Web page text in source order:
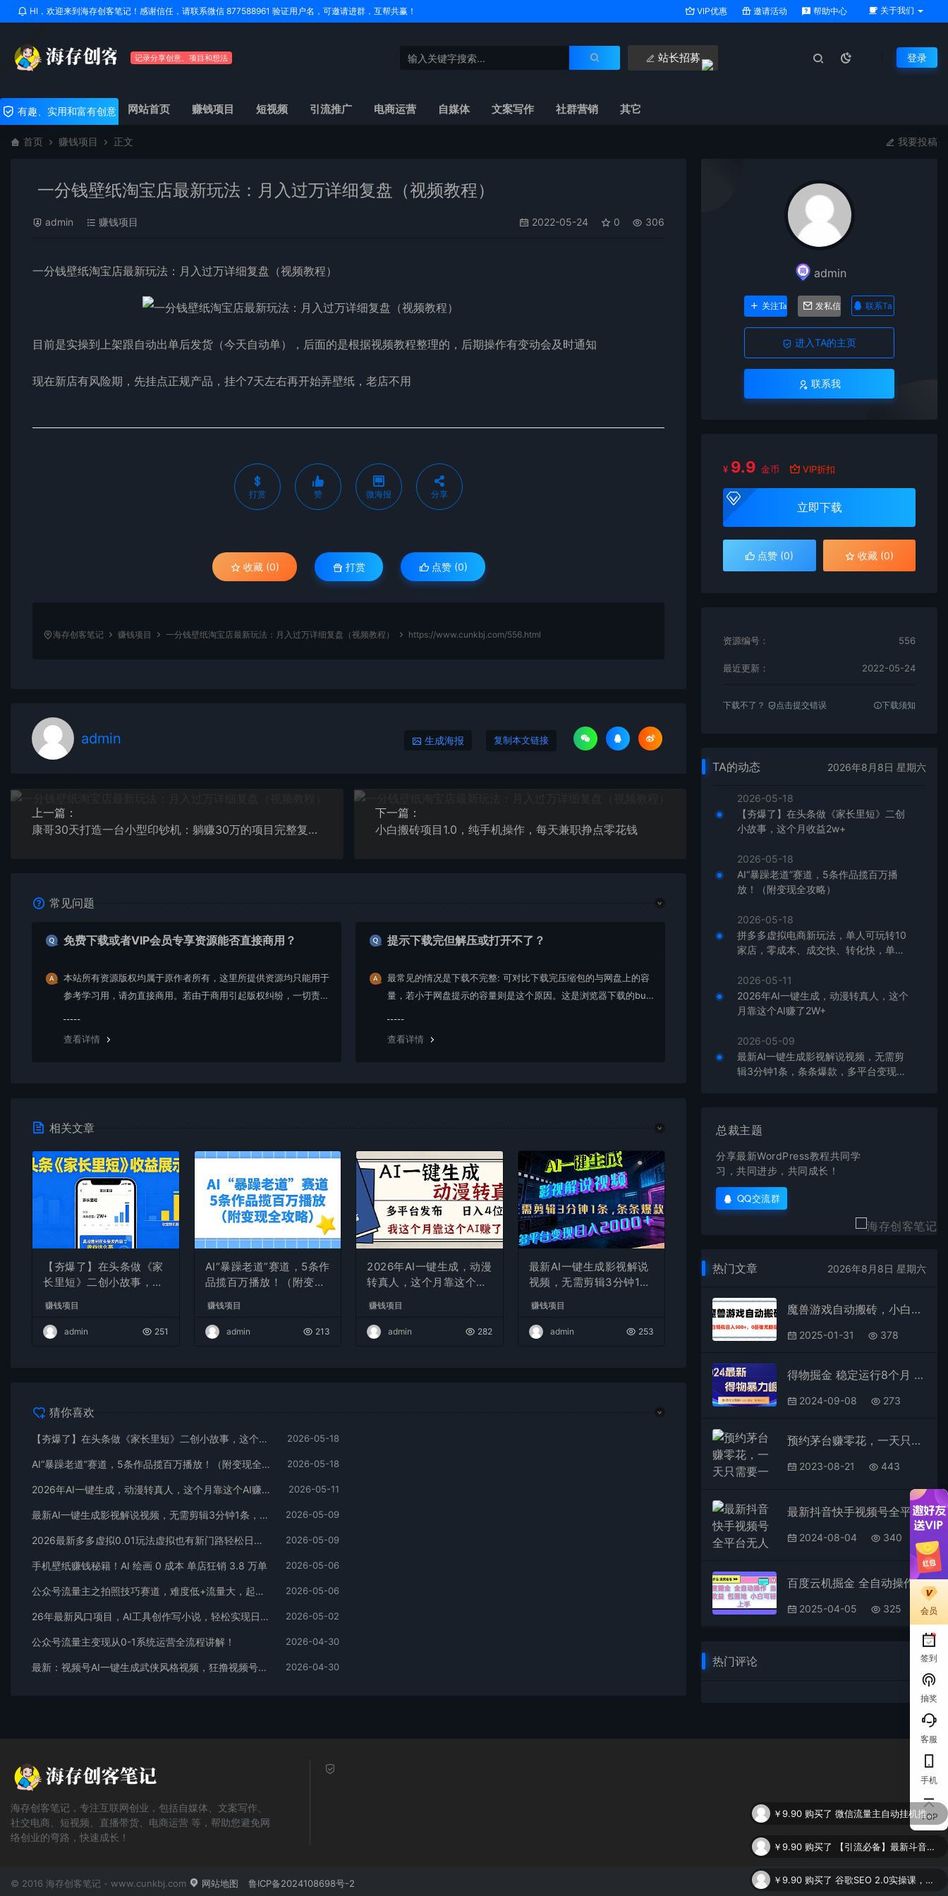
HI，欢迎来到海存创客笔记！感谢信任，请联系微信 877588961 验证用户名，可邀请进群，互帮共赢！ VIP优惠 邀请活动 帮助中心 关于我们
记录分享创意、项目和想法 站长招募 登录
有趣、实用和富有创意 网站首页 赚钱项目 短视频 引流推广 电商运营 自媒体 文案写作 社群营销 其它
首页 赚钱项目 正文 我要投稿
一分钱壁纸淘宝店最新玩法：月入过万详细复盘（视频教程）
admin 赚钱项目 2022-05-24 0 306
一分钱壁纸淘宝店最新玩法：月入过万详细复盘（视频教程）
目前是实操到上架跟自动出单后发货（今天自动单），后面的是根据视频教程整理的，后期操作有变动会及时通知
现在新店有风险期，先挂点正规产品，挂个7天左右再开始弄壁纸，老店不用
打赏 赞 微海报 分享
收藏 (0) 打赏 点赞 (0)
海存创客笔记 赚钱项目 一分钱壁纸淘宝店最新玩法：月入过万详细复盘（视频教程） https://www.cunkbj.com/556.html
admin 生成海报 复制本文链接
上一篇：
康哥30天打造一台小型印钞机：躺赚30万的项目完整复盘（视频教程）
下一篇：
小白搬砖项目1.0，纯手机操作，每天兼职挣点零花钱
常见问题
免费下载或者VIP会员专享资源能否直接商用？
本站所有资源版权均属于原作者所有，这里所提供资源均只能用于
参考学习用，请勿直接商用。若由于商用引起版权纠纷，一切责任
查看详情
提示下载完但解压或打开不了？
最常见的情况是下载不完整: 可对比下载完压缩包的与网盘上的容
量，若小于网盘提示的容量则是这个原因。这是浏览器下载的bu
查看详情
相关文章
【夯爆了】在头条做《家
长里短》二创小故事，这
赚钱项目
admin 251
AI“暴躁老道”赛道，5条作
品揽百万播放！（附变现
赚钱项目
admin 213
2026年AI一键生成，动漫
转真人，这个月靠这个AI
赚钱项目
admin 282
最新AI一键生成影视解说
视频，无需剪辑3分钟1
现日入2000+
赚钱项目
admin 253
猜你喜欢
【夯爆了】在头条做《家长里短》二创小故事，这个月收益2w+ 2026-05-18
AI“暴躁老道”赛道，5条作品揽百万播放！（附变现全攻略） 2026-05-18
2026年AI一键生成，动漫转真人，这个月靠这个AI赚了2W+ 2026-05-11
最新AI一键生成影视解说视频，无需剪辑3分钟1条，条条爆款，多平台变现日入2000+ 2026-05-09
2026最新多多虚拟0.01玩法虚拟也有新门路轻松日入2500! 2026-05-09
手机壁纸赚钱秘籍！AI 绘画 0 成本 单店狂销 3.8 万单 2026-05-06
公众号流量主之拍照技巧赛道，难度低+流量大，起号第一篇就爆了10w阅读！ 2026-05-06
26年最新风口项目，AI工具创作写小说，轻松实现日入1000+ 2026-05-02
公众号流量主变现从0-1系统运营全流程讲解！ 2026-04-30
最新：视频号AI一键生成武侠风格视频，狂撸视频号分成收益，学完轻松日入1000+ 2026-04-30
admin
关注Ta 发私信 联系Ta
进入TA的主页
联系我
¥ 9.9 金币 VIP折扣
立即下载
点赞 (0) 收藏 (0)
资源编号： 556
最近更新： 2022-05-24
下载不了？ 点击提交错误 下载须知
TA的动态 2026年8月8日 星期六
2026-05-18
【夯爆了】在头条做《家长里短》二创
小故事，这个月收益2w+
2026-05-18
AI“暴躁老道”赛道，5条作品揽百万播
放！（附变现全攻略）
2026-05-18
拼多多虚拟电商新玩法，单人可玩转10
家店，零成本、成交快、转化快，单店
2026-05-11
2026年AI一键生成，动漫转真人，这个
月靠这个AI赚了2W+
2026-05-09
最新AI一键生成影视解说视频，无需剪
辑3分钟1条，条条爆款，多平台变现日
总裁主题
分享最新WordPress教程共同学
习，共同进步，共同成长！
QQ交流群
热门文章 2026年8月8日 星期六
魔兽游戏自动搬砖，小白轻松日入500+，0基础无脑操作
2025-01-31 378
得物掘金 稳定运行8个月 单窗口24小时运行 收益30-40左右 一台电脑可开20窗口！
2024-09-08 273
预约茅台赚零花，一天只需要一分钟
2023-08-21 443
最新抖音快手视频号全平台无人直播引流1000+精准创业粉，日轻松变现5000+
2024-08-04 340
百度云机掘金 全自动操作 当天见收益 包落地 小白可轻松上手
2025-04-05 325
热门评论
会员
签到
抽奖
客服
手机
TOP
海存创客笔记，专注互联网创业，包括自媒体、文案写作、
社交电商、短视频、直播带货、电商运营 等，帮助您避免网
络创业的弯路，快速成长！
© 2016 海存创客笔记 - www.cunkbj.com 网站地图 鲁ICP备2024108698号-2
￥9.90 购买了 微信流量主自动挂机推广，轻松日入900+，简单易上手，做就有收益。
￥9.90 购买了
￥9.90 购买了